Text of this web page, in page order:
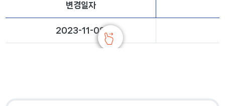
변경일자
2023-11-08